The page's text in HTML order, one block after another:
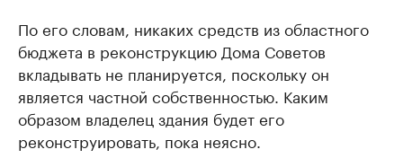
По его словам, никаких средств из областного
бюджета в реконструкцию Дома Советов
вкладывать не планируется, поскольку он
является частной собственностью. Каким
образом владелец здания будет его
реконструировать, пока неясно.